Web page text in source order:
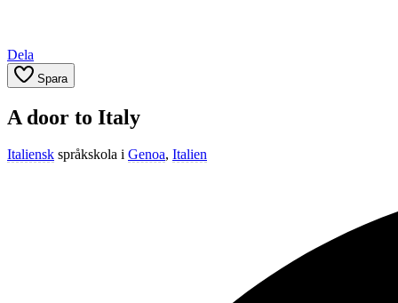
Dela
Spara
A door to Italy
Italiensk språkskola i Genoa, Italien